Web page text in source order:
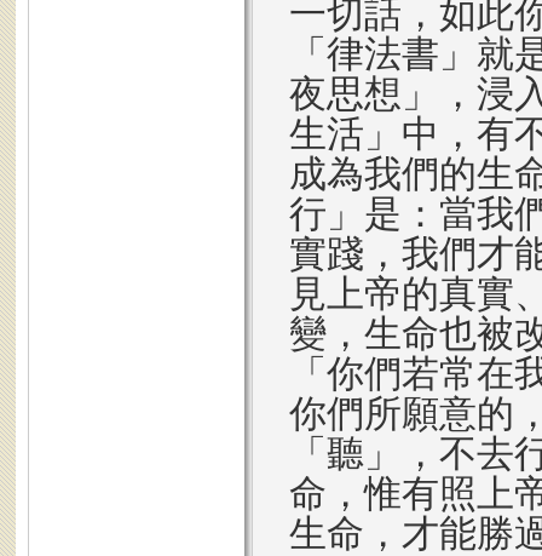
一切話，如此
「律法書」就
夜思想」，浸
生活」中，有
成為我們的生
行」是：當我
實踐，我們才
見上帝的真實
變，生命也被
「你們若常在
你們所願意的
「聽」，不去
命，惟有照上
生命，才能勝